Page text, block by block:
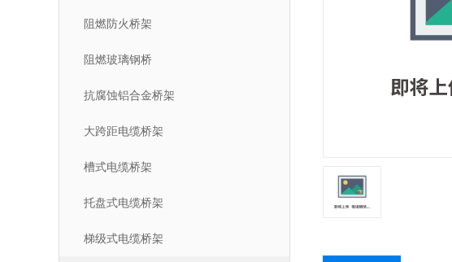
阻燃防火桥架
阻燃玻璃钢桥
抗腐蚀铝合金桥架
大跨距电缆桥架
槽式电缆桥架
托盘式电缆桥架
梯级式电缆桥架